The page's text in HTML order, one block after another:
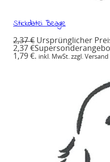
Stickdatei Beagle
2,37€ Ursprünglicher
2,37 €
1,79 €. inkl. MwSt. zzgl. Versand